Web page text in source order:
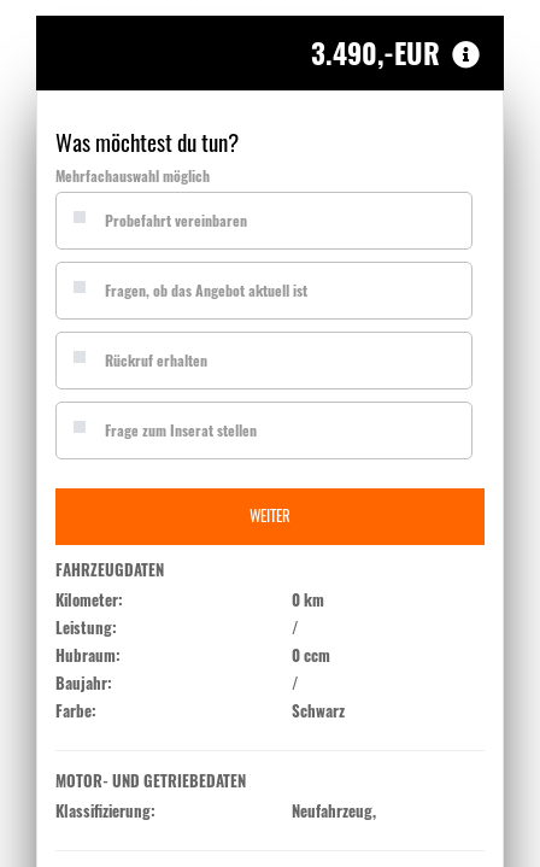
3.490,-EUR
Was möchtest du tun?
Mehrfachauswahl möglich
Probefahrt vereinbaren
Fragen, ob das Angebot aktuell ist
Rückruf erhalten
Frage zum Inserat stellen
WEITER
FAHRZEUGDATEN
Kilometer:
0 km
Leistung:
/
Hubraum:
0 ccm
Baujahr:
/
Farbe:
Schwarz
MOTOR- UND GETRIEBEDATEN
Klassifizierung:
Neufahrzeug,